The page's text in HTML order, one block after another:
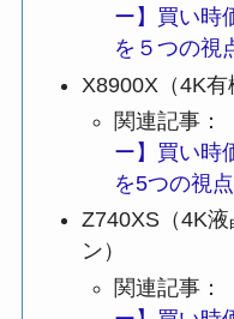
ー】買い時
を５つの視
X8900X（4K有
関連記事：
ー】買い時
を5つの視
Z740XS（4K
ン）
関連記事：